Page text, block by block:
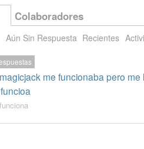
Colaboradores
Aún Sin Respuesta Recientes
me funcionaba pero